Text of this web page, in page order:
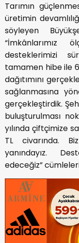
Tarımın
üretimin
söyleyen
“İmkânlarımız
desteklerimizi
tamamen hibe ile
dağıtımını
sağlanmasına
gerçekleştirdik.
buluşturulması
yılında çiftçimize
TL civarında.
yanındayız.
edeceğiz”